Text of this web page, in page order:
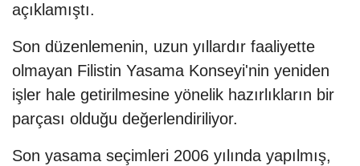
açıklamıştı.
Son düzenlemenin, uzun yıllardır faaliyette
olmayan Filistin Yasama Konseyi'nin yeniden
işler hale getirilmesine yönelik hazırlıkların bir
parçası olduğu değerlendiriliyor.
Son yasama seçimleri 2006 yılında yapılmış,